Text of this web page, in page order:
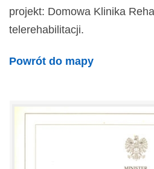
projekt: Domowa Klinika
telerehabilitacji.
Powrót do mapy